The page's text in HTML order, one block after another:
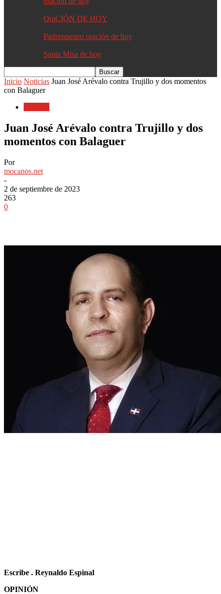
OraCIÓN DE HOY
Padrenuestro oración de hoy
Santa Misa de hoy
Inicio Noticias Juan José Arévalo contra Trujillo y dos momentos
con Balaguer
Juan José Arévalo contra Trujillo y dos
momentos con Balaguer
Por
mocanos.net
-
2 de septiembre de 2023
263
0
Escribe . Reynaldo Espinal
OPINIÓN